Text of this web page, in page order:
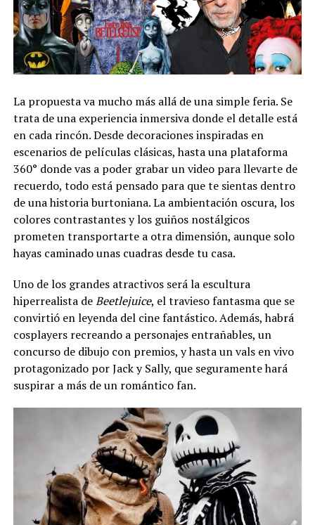
La propuesta va mucho más allá de una simple feria. Se
trata de una experiencia inmersiva donde el detalle está
en cada rincón. Desde decoraciones inspiradas en
escenarios de películas clásicas, hasta una plataforma
360° donde vas a poder grabar un video para llevarte de
recuerdo, todo está pensado para que te sientas dentro
de una historia burtoniana. La ambientación oscura, los
colores contrastantes y los guiños nostálgicos
prometen transportarte a otra dimensión, aunque solo
hayas caminado unas cuadras desde tu casa.
Uno de los grandes atractivos será la escultura
hiperrealista deBeetlejuice, el travieso fantasma que se
convirtió en leyenda del cine fantástico. Además, habrá
cosplayers recreando a personajes entrañables, un
concurso de dibujo con premios, y hasta un vals en vivo
protagonizado por Jack y Sally, que seguramente hará
suspirar a más de un romántico fan.